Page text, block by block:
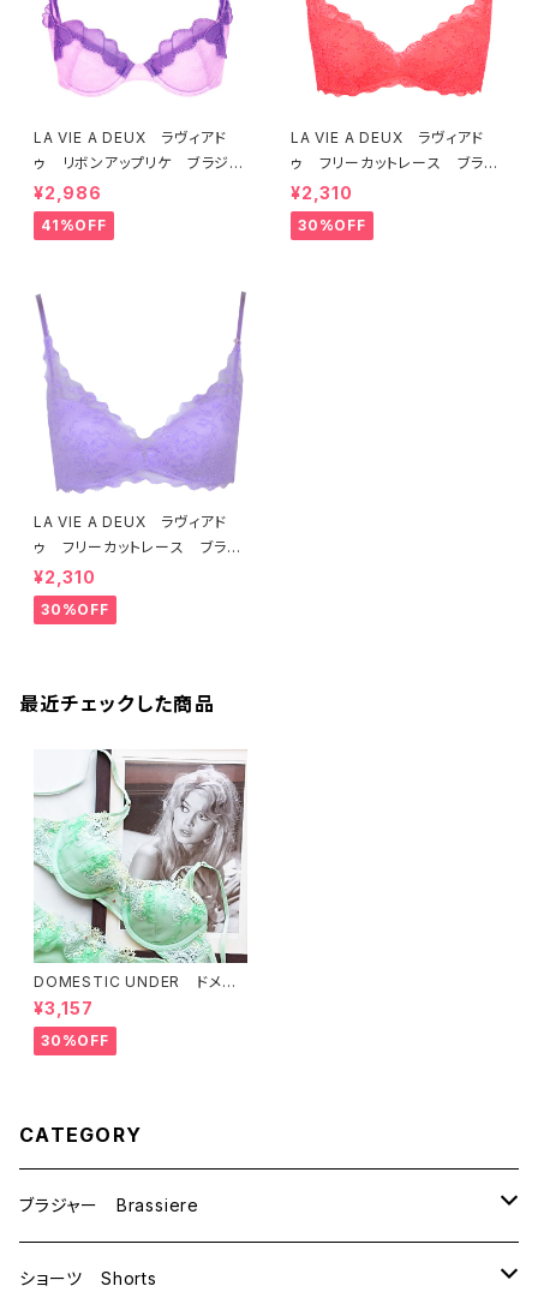
LA VIE A DEUX ラヴィアド
ゥ リボンアップリケ ブラジャ
ー（ラベンダー） 22293 SA
LE セール 送料無料
¥2,986
41%OFF
LA VIE A DEUX ラヴィアド
ゥ フリーカットレース ブラレ
ット ソフトブラ（トマトレッド）2
2457 SALE 送料無料
¥2,310
30%OFF
LA VIE A DEUX ラヴィアド
ゥ フリーカットレース ブラレ
ット ソフトブラ（ラベンダー）22
463 SALE 送料無料
¥2,310
30%OFF
最近チェックした商品
DOMESTIC UNDER ドメス
ティックアンダー インケミカル
レース ブラジャー ブラ （ラ
イトグリーン） D2242
¥3,157
30%OFF
CATEGORY
ブラジャー Brassiere
B70
ショーツ Shorts